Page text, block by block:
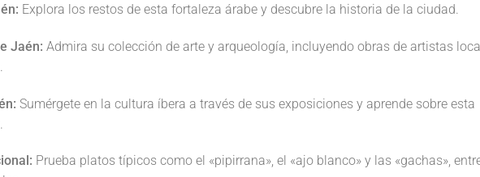
Explora los restos de esta fortaleza árabe y descubre la historia de la ciudad.
Jaén: Admira su colección de arte y arqueología, incluyendo obras de artistas
Sumérgete en la cultura íbera a través de sus exposiciones y aprende sobre esta
Prueba platos típicos como el «pipirrana», el «ajo blanco» y las «gachas»,